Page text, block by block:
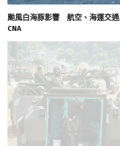
颱風白海豚影響 航空、海運交
CNA